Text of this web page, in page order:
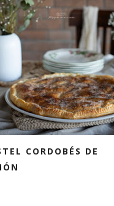
CORDOBÉS DE